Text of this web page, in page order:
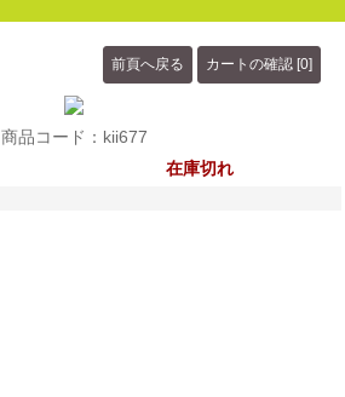
商品コード：kii677
在庫切れ